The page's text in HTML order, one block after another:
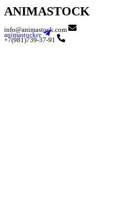
ANIMASTOCK
info@animastock.com
animastocker
+7(981)739-37-91